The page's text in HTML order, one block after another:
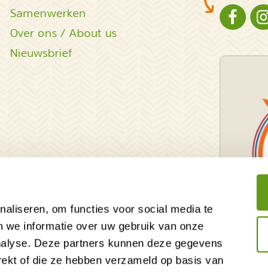
om functies voor social media te
informatie over uw gebruik van onze
Deze partners kunnen deze gegevens
of die ze hebben verzameld op basis van
Samenwerken
Over ons / About us
Nieuwsbrief